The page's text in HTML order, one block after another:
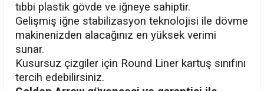
tıbbi plastik gövde ve iğneye sahiptir.
Gelişmiş iğne stabilizasyon teknolojisi ile dövme
makinenizden alacağınız en yüksek verimi
sunar.
Kusursuz çizgiler için Round Liner kartuş sınıfını
tercih edebilirsiniz.